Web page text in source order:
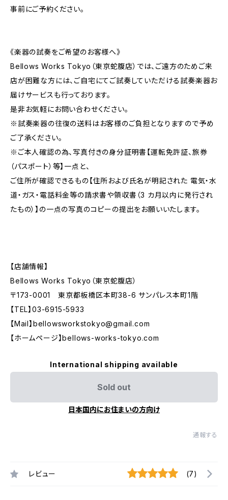
事前にご予約ください。
《楽器の試奏をご希望のお客様へ》
Bellows Works Tokyo（東京蛇腹店）では、ご遠方のためご来
店が困難な方には、ご自宅にてご試奏していただける試奏楽器お
届けサービスも行っております。
是非お気軽にお問い合わせください。
※試奏楽器の往復の送料はお客様のご負担となりますので予め
ご了承ください。
※ご本人確認の為、写真付きの身分証明書【運転免許証、旅券
（パスポート）等】一点と、
ご住所が確認できるもの【住所および氏名が明記された 電気・⽔
道・ガス・電話料⾦等の請求書や領収書（3 カ⽉以内に発⾏され
たもの）】の一点の写真のコピーの提出をお願いいたします。
【店舗情報】
Bellows Works Tokyo（東京蛇腹店）
〒173-0001 東京都板橋区本町38-6 サンパレス本町1階
【TEL】03-6915-5933
【Mail】 bellowsworkstokyo@gmail.com
【ホームページ】bellows-works-tokyo.com
International shipping available
Sold out
日本国内にお住まいの方向け
通報する
レビュー (7)